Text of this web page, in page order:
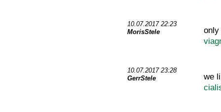
10.07.2017 22:23
MorisStele
10.07.2017 23:28
GerrStele
we